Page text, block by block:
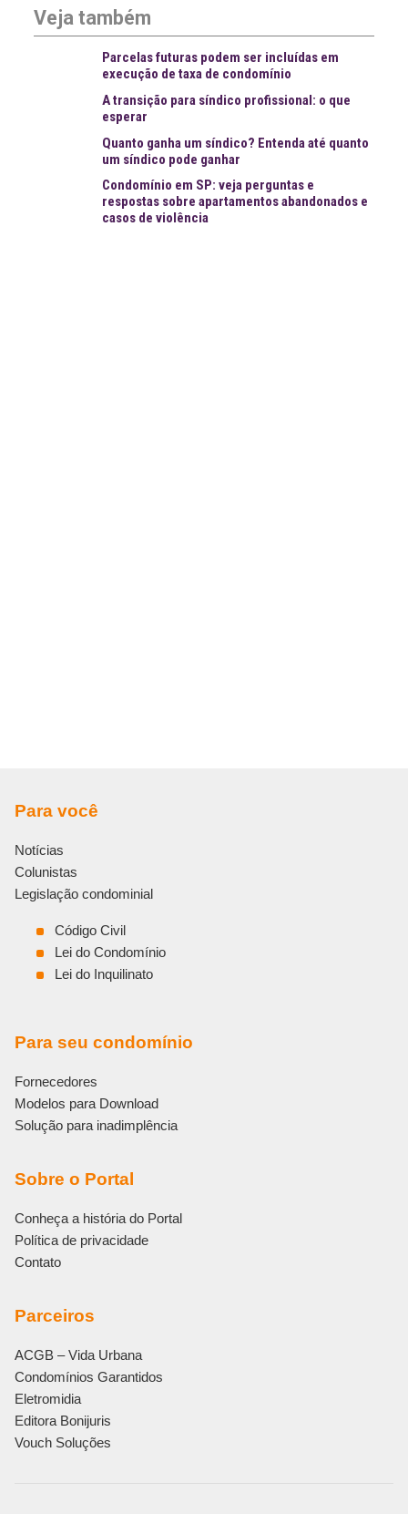
Veja também
Parcelas futuras podem ser incluídas em
execução de taxa de condomínio
A transição para síndico profissional: o que
esperar
Quanto ganha um síndico? Entenda até quanto
um síndico pode ganhar
Condomínio em SP: veja perguntas e
respostas sobre apartamentos abandonados e
casos de violência
Para você
Notícias
Colunistas
Legislação condominial
Código Civil
Lei do Condomínio
Lei do Inquilinato
Para seu condomínio
Fornecedores
Modelos para Download
Solução para inadimplência
Sobre o Portal
Conheça a história do Portal
Política de privacidade
Contato
Parceiros
ACGB – Vida Urbana
Condomínios Garantidos
Eletromidia
Editora Bonijuris
Vouch Soluções